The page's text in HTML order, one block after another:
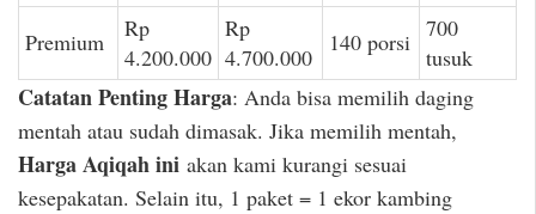
Premium
Rp
4.200.000
Rp
4.700.000
140 porsi 700
tusuk
Catatan Penting Harga: Anda bisa memilih daging
mentah atau sudah dimasak. Jika memilih mentah,
Harga Aqiqah ini akan kami kurangi sesuai
kesepakatan. Selain itu, 1 paket = 1 ekor kambing